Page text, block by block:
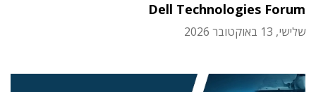
Dell Technologies Forum
שלישי, 13 באוקטובר 2026